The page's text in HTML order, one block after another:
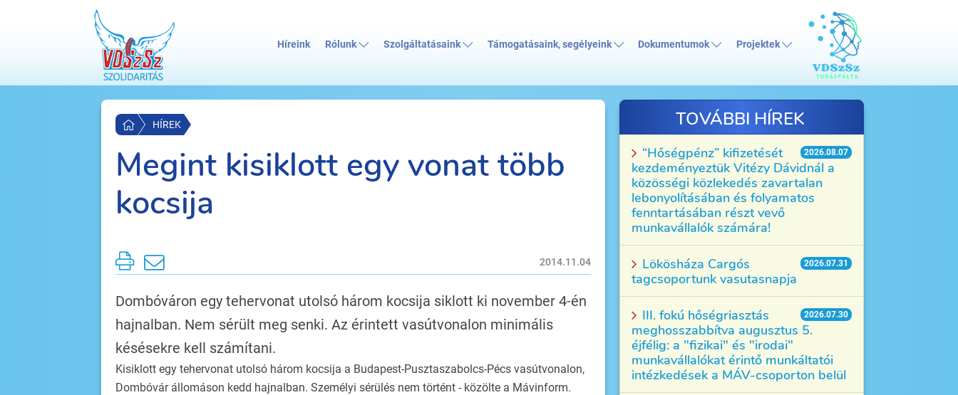
Híreink Rólunk Szolgáltatásaink Támogatásaink, segélyeink Dokumentumok Projektek
HÍREK
Megint kisiklott egy vonat több
kocsija
2014.11.04
Dombóváron egy tehervonat utolsó három kocsija siklott ki november 4-én
hajnalban. Nem sérült meg senki. Az érintett vasútvonalon minimális
késésekre kell számítani.
Kisiklott egy tehervonat utolsó három kocsija a Budapest-Pusztaszabolcs-Pécs vasútvonalon,
Dombóvár állomáson kedd hajnalban. Személyi sérülés nem történt - közölte a Mávinform.
TOVÁBBI HÍREK
2026.08.07
“Hőségpénz” kifizetését
kezdeményeztük Vitézy Dávidnál a
közösségi közlekedés zavartalan
lebonyolításában és folyamatos
fenntartásában részt vevő
munkavállalók számára!
2026.07.31
Lökösháza Cargós
tagcsoportunk vasutasnapja
2026.07.30
III. fokú hőségriasztás
meghosszabbítva augusztus 5.
éjfélig: a "fizikai" és "irodai"
munkavállalókat érintő munkáltatói
intézkedések a MÁV-csoporton belül